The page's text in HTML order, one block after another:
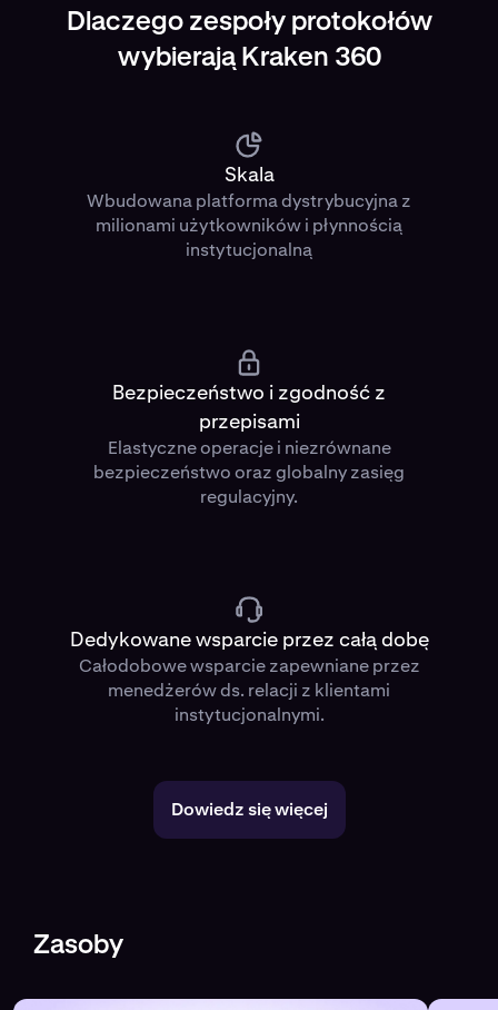
Dlaczego zespoły protokołów
wybierają Kraken 360
Skala
Wbudowana platforma dystrybucyjna z
milionami użytkowników i płynnością
instytucjonalną
Bezpieczeństwo i zgodność z
przepisami
Elastyczne operacje i niezrównane
bezpieczeństwo oraz globalny zasięg
regulacyjny.
Dedykowane wsparcie przez całą dobę
Całodobowe wsparcie zapewniane przez
menedżerów ds. relacji z klientami
instytucjonalnymi.
Dowiedz się więcej
Zasoby